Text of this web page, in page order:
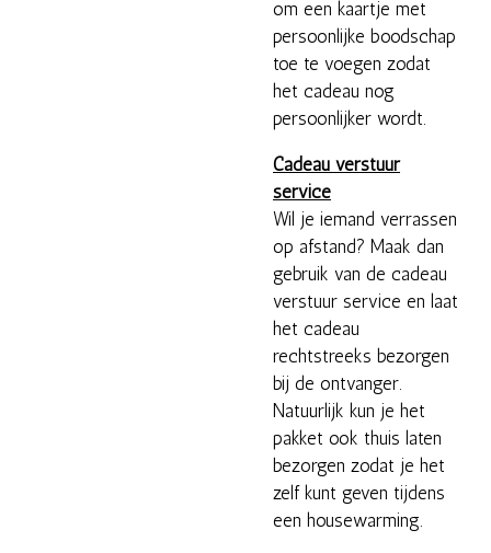
om een kaartje met
persoonlijke boodschap
toe te voegen zodat
het cadeau nog
persoonlijker wordt.
Cadeau verstuur
service
Wil je iemand verrassen
op afstand? Maak dan
gebruik van de cadeau
verstuur service en laat
het cadeau
rechtstreeks bezorgen
bij de ontvanger.
Natuurlijk kun je het
pakket ook thuis laten
bezorgen zodat je het
zelf kunt geven tijdens
een housewarming.